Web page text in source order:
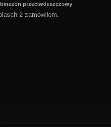
przeciwdeszczowy
2 zamówiłem.